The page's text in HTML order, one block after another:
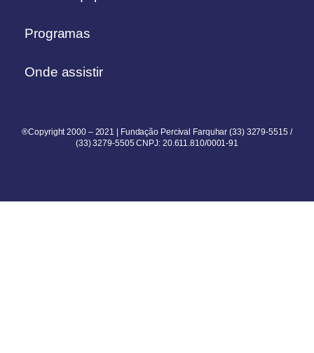
Programas
Onde assistir
®Copyright 2000 – 2021 | Fundação Percival Farquhar (33) 3279-5515 /
(33) 3279-5505 CNPJ: 20.611.810/0001-91